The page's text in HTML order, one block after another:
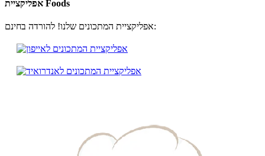
אפליקציית Foods
אפליקציית המתכונים שלנו! להורדה בחינם: